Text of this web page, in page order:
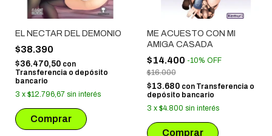
EL NECTAR DEL DEMONIO
$38.390
$36.470,50 con
Transferencia o depósito
bancario
3 x $12.796,67 sin interés
ME ACUESTO CON MI
AMIGA CASADA
$14.400 -10% OFF
$16.000
$13.680 con Transferencia o
depósito bancario
3 x $4.800 sin interés